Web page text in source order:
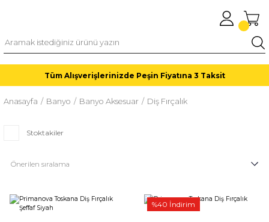
Tüm Alışverişlerinizde Peşin Fiyatına 3 Taksit
Anasayfa Banyo Banyo Aksesuar Diş Fırçalık
Stoktakiler
%40 İndirim